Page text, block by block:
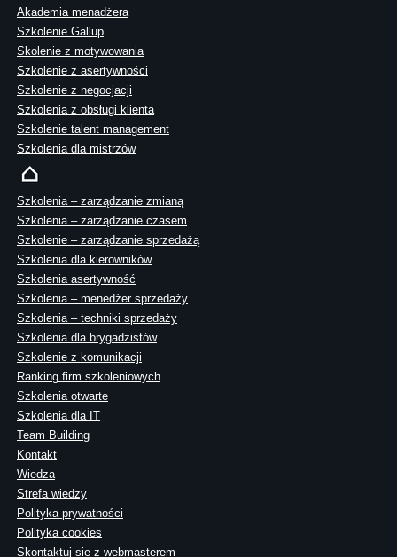
Akademia menadżera
Szkolenie Gallup
Skolenie z motywowania
Szkolenie z asertywności
Szkolenie z negocjacji
Szkolenia z obsługi klienta
Szkolenie talent management
Szkolenia dla mistrzów
Szkolenia – zarządzanie zmianą
Szkolenia – zarządzanie czasem
Szkolenie – zarządzanie sprzedażą
Szkolenia dla kierowników
Szkolenia asertywność
Szkolenia – menedżer sprzedaży
Szkolenia – techniki sprzedaży
Szkolenia dla brygadzistów
Szkolenie z komunikacji
Ranking firm szkoleniowych
Szkolenia otwarte
Szkolenia dla IT
Team Building
Kontakt
Wiedza
Strefa wiedzy
Polityka prywatności
Polityka cookies
Skontaktuj sie z webmasterem